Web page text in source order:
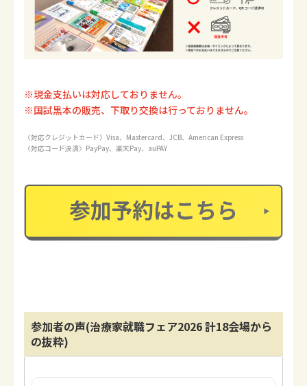
※現金支払いは対応しておりません。
※国試黒本の販売、下取り交換は行っておりません。
〈対応クレジットカード〉Visa、Mastercard、JCB、American Express
〈対応コード決済〉PayPay、楽天Pay、auPAY
参加者の声(治療家就職フェア2026 計18会場から
の抜粋)